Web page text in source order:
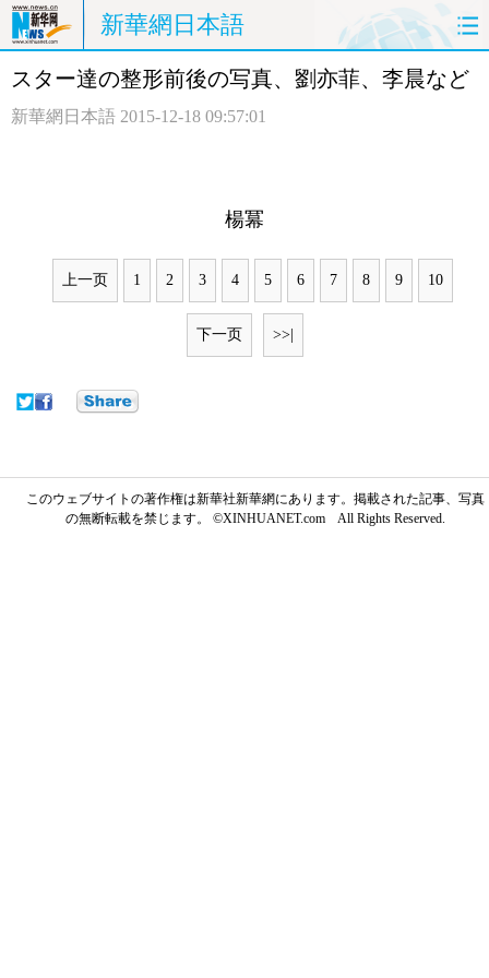
新華網日本語
ホームページ 政治 経済
スター達の整形前後の写真、劉亦菲、李晨など
新華網日本語 2015-12-18 09:57:01
楊冪
上一页 1 2 3 4 5 6 7 8 9 10
下一页 >>|
このウェブサイトの著作権は新華社新華網にあります。掲載された記事、写真
の無断転載を禁じます。 ©XINHUANET.com All Rights Reserved.